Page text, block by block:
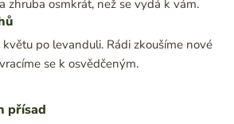
zhruba osmkrát, než se vydá k vám.
po levanduli. Rádi zkoušíme nové
se k osvědčeným.
přísad